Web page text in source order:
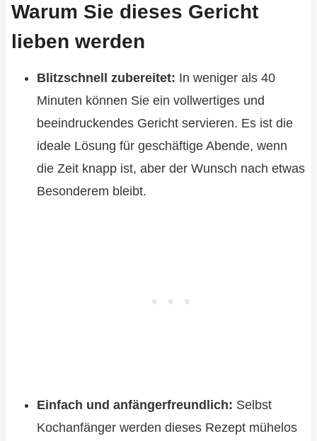
Warum Sie dieses Gericht
lieben werden
Blitzschnell zubereitet: In weniger als 40
Minuten können Sie ein vollwertiges und
beeindruckendes Gericht servieren. Es ist die
ideale Lösung für geschäftige Abende, wenn
die Zeit knapp ist, aber der Wunsch nach etwas
Besonderem bleibt.
Einfach und anfängerfreundlich: Selbst
Kochanfänger werden dieses Rezept mühelos